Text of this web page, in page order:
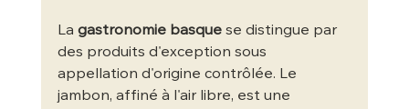
La gastronomie basque se distingue par
des produits d'exception sous
appellation d'origine contrôlée. Le
jambon, affiné à l'air libre, est une